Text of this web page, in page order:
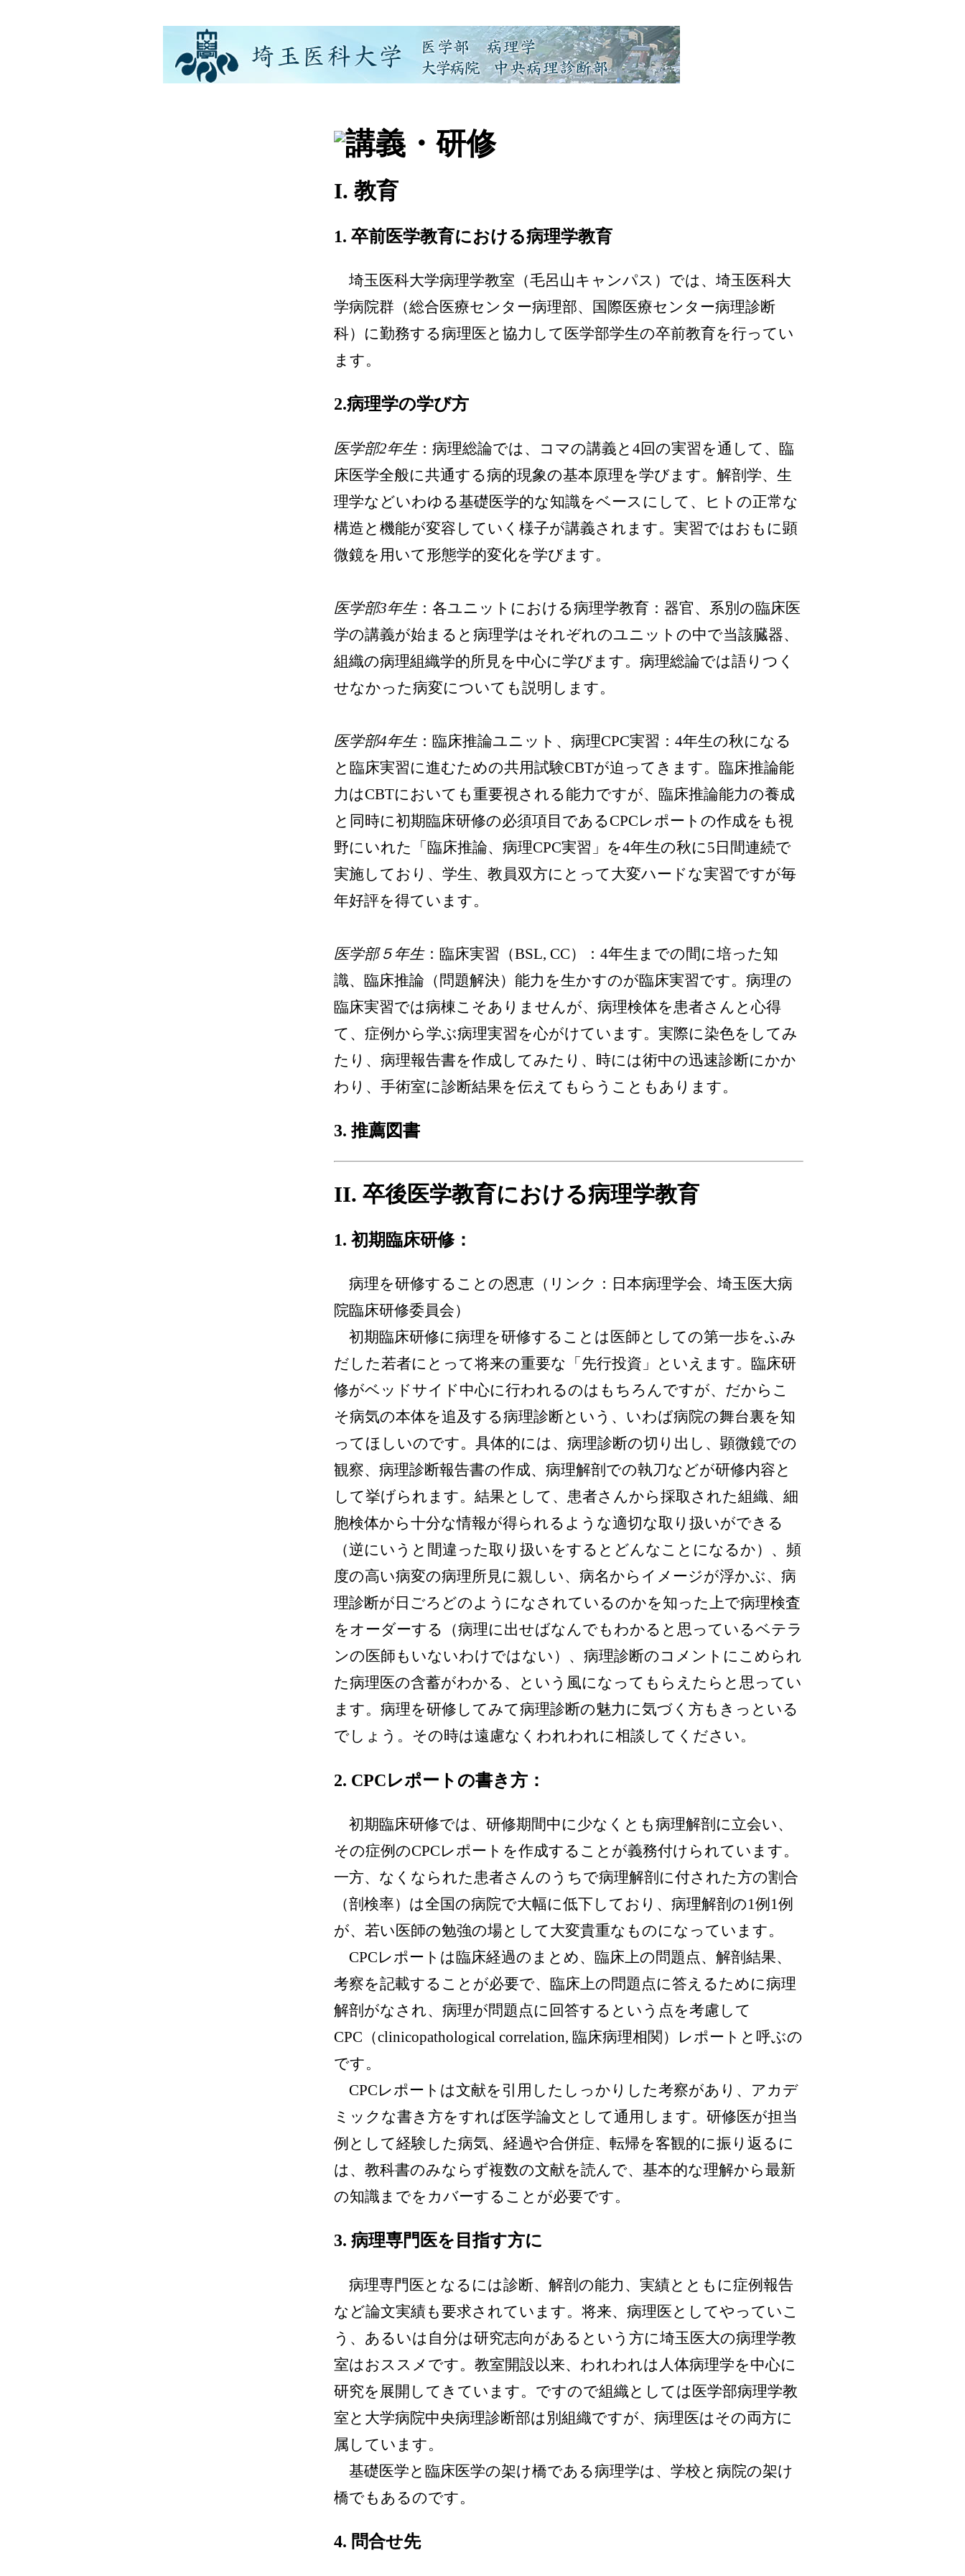
I. 教育
1. 卒前医学教育における病理学教育
埼玉医科大学病理学教室（毛呂山キャンパス）では、埼玉医科大
学病院群（総合医療センター病理部、国際医療センター病理診断
科）に勤務する病理医と協力して医学部学生の卒前教育を行ってい
ます。
2.病理学の学び方
医学部2年生：病理総論では、コマの講義と4回の実習を通して、臨
床医学全般に共通する病的現象の基本原理を学びます。解剖学、生
理学などいわゆる基礎医学的な知識をベースにして、ヒトの正常な
構造と機能が変容していく様子が講義されます。実習ではおもに顕
微鏡を用いて形態学的変化を学びます。
医学部3年生：各ユニットにおける病理学教育：器官、系別の臨床医
学の講義が始まると病理学はそれぞれのユニットの中で当該臓器、
組織の病理組織学的所見を中心に学びます。病理総論では語りつく
せなかった病変についても説明します。
医学部4年生：臨床推論ユニット、病理CPC実習：4年生の秋になる
と臨床実習に進むための共用試験CBTが迫ってきます。臨床推論能
力はCBTにおいても重要視される能力ですが、臨床推論能力の養成
と同時に初期臨床研修の必須項目であるCPCレポートの作成をも視
野にいれた「臨床推論、病理CPC実習」を4年生の秋に5日間連続で
実施しており、学生、教員双方にとって大変ハードな実習ですが毎
年好評を得ています。
医学部５年生：臨床実習（BSL, CC）：4年生までの間に培った知
識、臨床推論（問題解決）能力を生かすのが臨床実習です。病理の
臨床実習では病棟こそありませんが、病理検体を患者さんと心得
て、症例から学ぶ病理実習を心がけています。実際に染色をしてみ
たり、病理報告書を作成してみたり、時には術中の迅速診断にかか
わり、手術室に診断結果を伝えてもらうこともあります。
3. 推薦図書
II. 卒後医学教育における病理学教育
1. 初期臨床研修：
病理を研修することの恩恵（リンク：日本病理学会、埼玉医大病
院臨床研修委員会）
初期臨床研修に病理を研修することは医師としての第一歩をふみ
だした若者にとって将来の重要な「先行投資」といえます。臨床研
修がベッドサイド中心に行われるのはもちろんですが、だからこ
そ病気の本体を追及する病理診断という、いわば病院の舞台裏を知
ってほしいのです。具体的には、病理診断の切り出し、顕微鏡での
観察、病理診断報告書の作成、病理解剖での執刀などが研修内容と
して挙げられます。結果として、患者さんから採取された組織、細
胞検体から十分な情報が得られるような適切な取り扱いができる
（逆にいうと間違った取り扱いをするとどんなことになるか）、頻
度の高い病変の病理所見に親しい、病名からイメージが浮かぶ、病
理診断が日ごろどのようになされているのかを知った上で病理検査
をオーダーする（病理に出せばなんでもわかると思っているベテラ
ンの医師もいないわけではない）、病理診断のコメントにこめられ
た病理医の含蓄がわかる、という風になってもらえたらと思ってい
ます。病理を研修してみて病理診断の魅力に気づく方もきっといる
でしょう。その時は遠慮なくわれわれに相談してください。
2. CPCレポートの書き方：
初期臨床研修では、研修期間中に少なくとも病理解剖に立会い、
その症例のCPCレポートを作成することが義務付けられています。
一方、なくなられた患者さんのうちで病理解剖に付された方の割合
（剖検率）は全国の病院で大幅に低下しており、病理解剖の1例1例
が、若い医師の勉強の場として大変貴重なものになっています。
CPCレポートは臨床経過のまとめ、臨床上の問題点、解剖結果、
考察を記載することが必要で、臨床上の問題点に答えるために病理
解剖がなされ、病理が問題点に回答するという点を考慮して
CPC（clinicopathological correlation, 臨床病理相関）レポートと呼ぶの
です。
CPCレポートは文献を引用したしっかりした考察があり、アカデ
ミックな書き方をすれば医学論文として通用します。研修医が担当
例として経験した病気、経過や合併症、転帰を客観的に振り返るに
は、教科書のみならず複数の文献を読んで、基本的な理解から最新
の知識までをカバーすることが必要です。
3. 病理専門医を目指す方に
病理専門医となるには診断、解剖の能力、実績とともに症例報告
など論文実績も要求されています。将来、病理医としてやっていこ
う、あるいは自分は研究志向があるという方に埼玉医大の病理学教
室はおススメです。教室開設以来、われわれは人体病理学を中心に
研究を展開してきています。ですので組織としては医学部病理学教
室と大学病院中央病理診断部は別組織ですが、病理医はその両方に
属しています。
基礎医学と臨床医学の架け橋である病理学は、学校と病院の架け
橋でもあるのです。
4. 問合せ先